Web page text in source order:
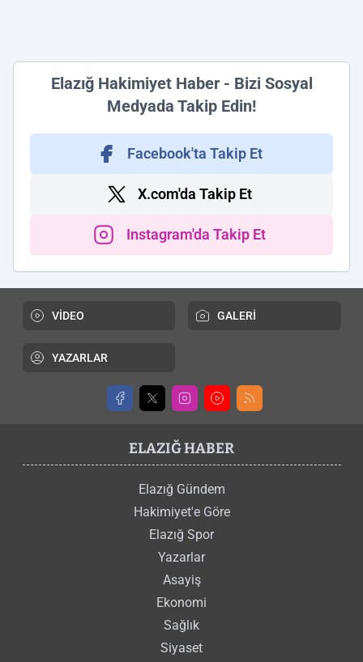
Elazığ Hakimiyet Haber - Bizi Sosyal
Medyada Takip Edin!
Facebook'ta Takip Et
X.com'da Takip Et
Instagram'da Takip Et
VİDEO GALERİ
YAZARLAR
ELAZIĞ HABER
Elazığ Gündem
Hakimiyet'e Göre
Elazığ Spor
Yazarlar
Asayiş
Ekonomi
Sağlık
Siyaset